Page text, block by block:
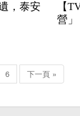
，泰安
【
營
6 下一頁 »